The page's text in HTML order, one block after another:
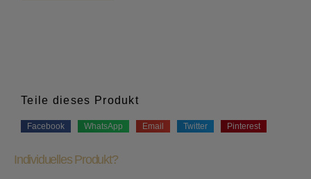
Teile dieses Produkt
Facebook WhatsApp Email Twitter Pinterest
Individuelles Produkt?